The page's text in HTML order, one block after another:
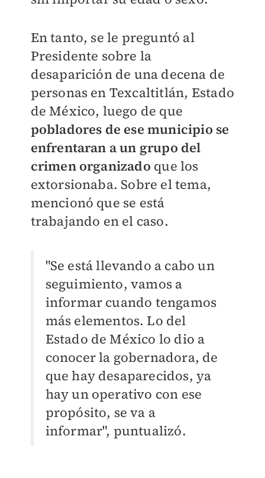
En tanto, se le preguntó al
Presidente sobre la
desaparición de una decena de
personas en Texcaltitlán, Estado
de México, luego de que
pobladores de ese municipio se
enfrentaran a un grupo del
crimen organizado que los
extorsionaba. Sobre el tema,
mencionó que se está
trabajando en el caso.
"Se está llevando a cabo un
seguimiento, vamos a
informar cuando tengamos
más elementos. Lo del
Estado de México lo dio a
conocer la gobernadora, de
que hay desaparecidos, ya
hay un operativo con ese
propósito, se va a
informar", puntualizó.